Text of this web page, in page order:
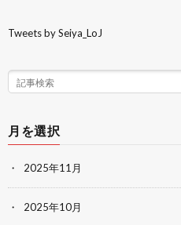
Tweets by Seiya_LoJ
月を選択
2025年11月
2025年10月